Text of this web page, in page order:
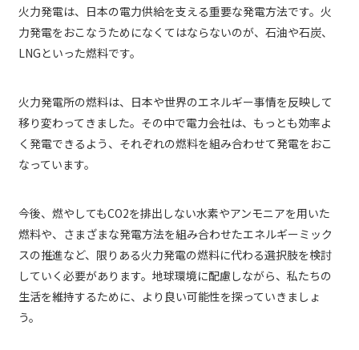
火力発電は、日本の電力供給を支える重要な発電方法です。火
力発電をおこなうためになくてはならないのが、石油や石炭、
LNGといった燃料です。
火力発電所の燃料は、日本や世界のエネルギー事情を反映して
移り変わってきました。その中で電力会社は、もっとも効率よ
く発電できるよう、それぞれの燃料を組み合わせて発電をおこ
なっています。
今後、燃やしてもCO2を排出しない水素やアンモニアを用いた
燃料や、さまざまな発電方法を組み合わせたエネルギーミック
スの推進など、限りある火力発電の燃料に代わる選択肢を検討
していく必要があります。地球環境に配慮しながら、私たちの
生活を維持するために、より良い可能性を探っていきましょ
う。